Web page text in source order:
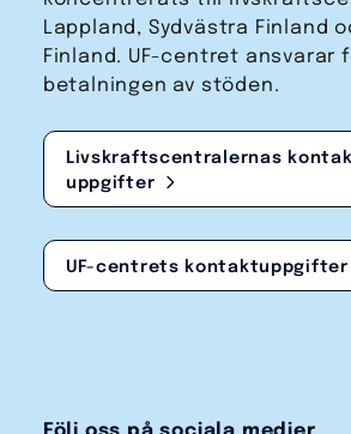
Lappland, Sydvästra Finland
Finland. UF-centret ansvarar
betalningen av stöden.
Livskraftscentralernas
uppgifter
UF-centrets kontakt­uppgifter